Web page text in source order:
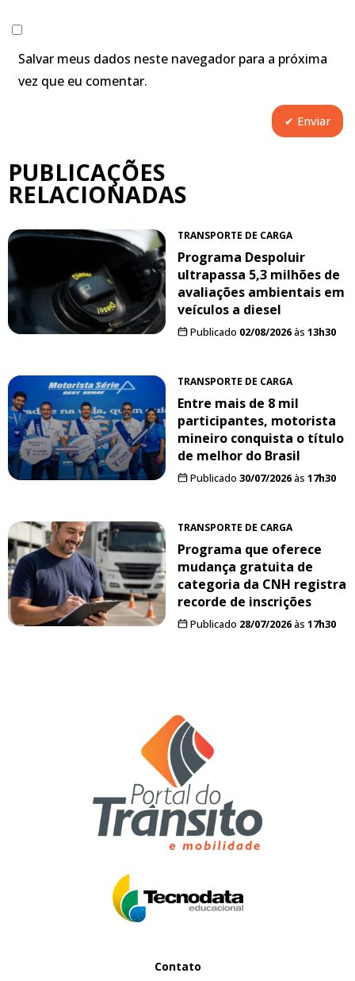
Salvar meus dados neste navegador para a próxima
vez que eu comentar.
PUBLICAÇÕES
RELACIONADAS
TRANSPORTE DE CARGA
Programa Despoluir
ultrapassa 5,3 milhões de
avaliações ambientais em
veículos a diesel
Publicado 02/08/2026às 13h30
TRANSPORTE DE CARGA
Entre mais de 8 mil
participantes, motorista
mineiro conquista o título
de melhor do Brasil
Publicado 30/07/2026às 17h30
TRANSPORTE DE CARGA
Programa que oferece
mudança gratuita de
categoria da CNH registra
recorde de inscrições
Publicado 28/07/2026às 17h30
Contato